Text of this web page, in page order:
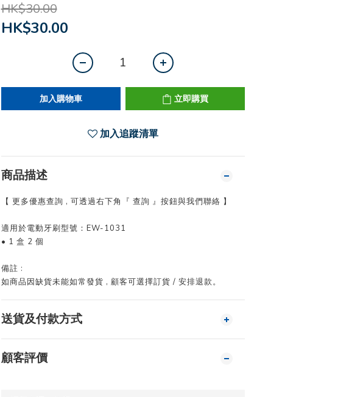
HK$30.00
HK$30.00
加入購物車 立即購買
加入追蹤清單
商品描述
【 更多優惠查詢 , 可透過右下角『 查詢 』按鈕與我們聯絡 】
適用於電動牙刷型號：EW-1031
• 1 盒 2 個
備註 :
如商品因缺貨未能如常發貨 , 顧客可選擇訂貨 / 安排退款。
送貨及付款方式
顧客評價